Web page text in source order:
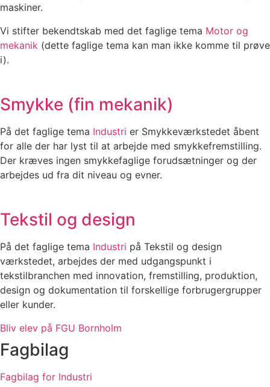
maskiner.
Vi stifter bekendtskab med det faglige tema Motor og
mekanik (dette faglige tema kan man ikke komme til prøve
i).
Smykke (fin mekanik)
På det faglige tema Industri er Smykkeværkstedet åbent
for alle der har lyst til at arbejde med smykkefremstilling.
Der kræves ingen smykkefaglige forudsætninger og der
arbejdes ud fra dit niveau og evner.
Tekstil og design
På det faglige tema Industri på Tekstil og design
værkstedet, arbejdes der med udgangspunkt i
tekstilbranchen med innovation, fremstilling, produktion,
design og dokumentation til forskellige forbrugergrupper
eller kunder.
Bliv elev på FGU Bornholm
Fagbilag
Fagbilag for Industri